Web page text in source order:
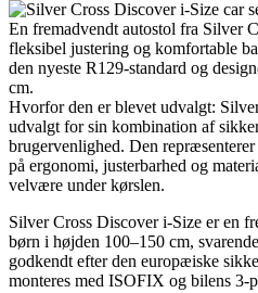
En fremadvendt autostol fra Silver
fleksibel justering og komfortable
den nyeste R129-standard og
cm.
Hvorfor den er blevet udvalgt:
udvalgt for sin kombination af
brugervenlighed. Den
på ergonomi, justerbarhed og
velvære under kørslen.
Silver Cross Discover i-Size er en
børn i højden 100–150 cm,
godkendt efter den europæiske
monteres med ISOFIX og bilens 3-